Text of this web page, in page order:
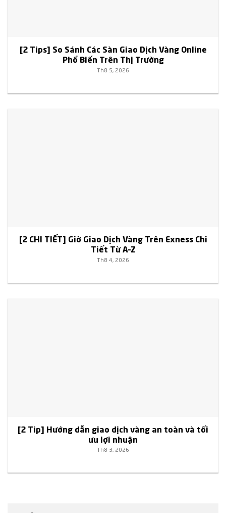
[2 Tips] So Sánh Các Sàn Giao Dịch Vàng Online
Phổ Biến Trên Thị Trường
Th8 5, 2026
[2 CHI TIẾT] Giờ Giao Dịch Vàng Trên Exness Chi
Tiết Từ A–Z
Th8 4, 2026
[2 Tip] Hướng dẫn giao dịch vàng an toàn và tối
ưu lợi nhuận
Th8 3, 2026